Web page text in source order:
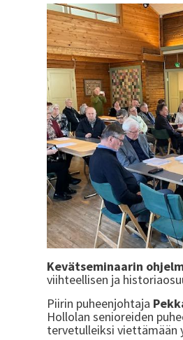
Kevätseminaarin
viihteellisen ja
Piirin puheenjohtaja
Hollolan senioreiden
tervetulleiksi viettämään